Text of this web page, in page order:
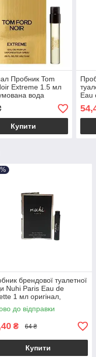
Пробник Tom
Extreme 1.5 мл
вода
Купити
Eau
брендової туалетної
Nuhi Paris Eau de
1 мл оригінал,
аромат для
до відправки
₴ 64 ₴
Купити